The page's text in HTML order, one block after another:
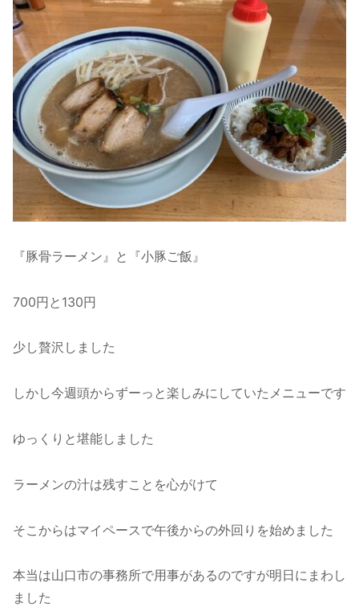
『豚骨ラーメン』と『小豚ご飯』
700円と130円
少し贅沢しました
しかし今週頭からずーっと楽しみにしていたメニューです
ゆっくりと堪能しました
ラーメンの汁は残すことを心がけて
そこからはマイペースで午後からの外回りを始めました
本当は山口市の事務所で用事があるのですが明日にまわし
ました